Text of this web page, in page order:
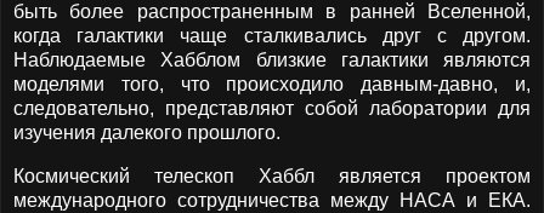
быть более распространенным в ранней Вселенной,
когда галактики чаще сталкивались друг с другом.
Наблюдаемые Хабблом близкие галактики являются
моделями того, что происходило давным-давно, и,
следовательно, представляют собой лаборатории для
изучения далекого прошлого.
Космический телескоп Хаббл является проектом
международного сотрудничества между НАСА и ЕКА.